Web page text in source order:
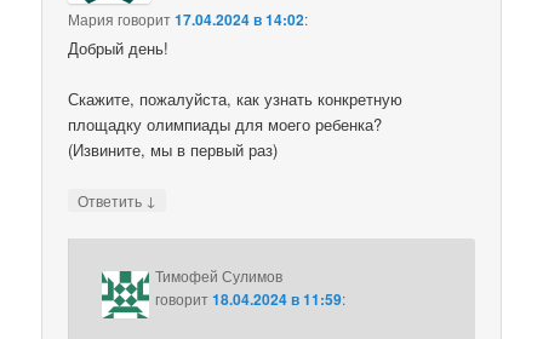
Мария говорит17.04.2024 в 14:02:
Добрый день!
Скажите, пожалуйста, как узнать конкретную
площадку олимпиады для моего ребенка?
(Извините, мы в первый раз)
Ответить ↓
Тимофей Сулимов
говорит18.04.2024 в 11:59: